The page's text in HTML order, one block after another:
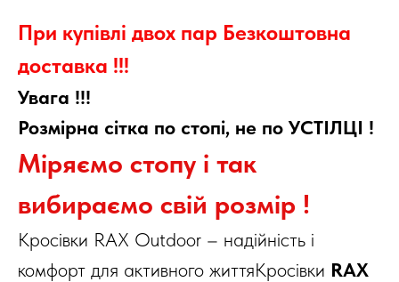
При купівлі двох пар Безкоштовна
доставка !!!
Увага !!!
Розмірна сітка по стопі, не по УСТІЛЦІ !
Міряємо стопу і так
вибираємо свій розмір !
Кросівки RAX Outdoor – надійність і
комфорт для активного життяКросівки RAX